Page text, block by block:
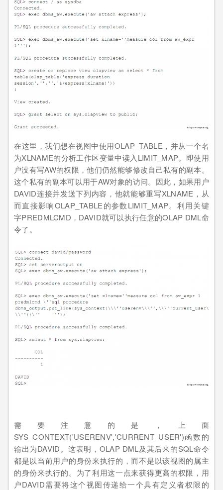
在这里，我们想在视图中使用OLAP_TABLE，并从一个名
为XLNAME的分析工作区变量中读入LIMIT_MAP。即使用
户没有写AW的权限，他们仍然能够修改自己私有的副本。
这个私有的副本可以用于AW对象的访问。因此，如果用户
DAVID连接并发送下列内容，他就能够重写XLNAME，从
而直接影响OLAP_TABLE的参数LIMIT_MAP。利用关键
字PREDMLCMD，DAVID就可以执行任意的OLAP DML命
令了。
需要注意的是，上面
SYS_CONTEXT('USERENV','CURRENT_USER')函数的
输出为DAVID。这表明，OLAP DML及其后来的SQL命令
都是以当前用户的身份来执行的，而不是以该视图的属主
的身份来执行的。为了利用这一点来获得更高的权限，用
户DAVID需要将这个视图传递给一个具有定义者权限的